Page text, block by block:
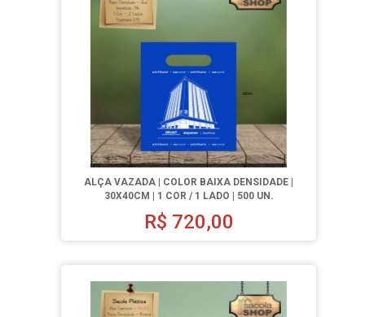
ALÇA VAZADA | COLOR BAIXA DENSIDADE |
30X40CM | 1 COR / 1 LADO | 500 UN.
R$ 720,00